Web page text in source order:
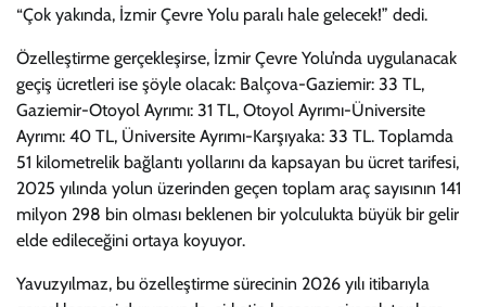
“Çok yakında, İzmir Çevre Yolu paralı hale gelecek!” dedi.
Özelleştirme gerçekleşirse, İzmir Çevre Yolu’nda uygulanacak
geçiş ücretleri ise şöyle olacak: Balçova-Gaziemir: 33 TL,
Gaziemir-Otoyol Ayrımı: 31 TL, Otoyol Ayrımı-Üniversite
Ayrımı: 40 TL, Üniversite Ayrımı-Karşıyaka: 33 TL. Toplamda
51 kilometrelik bağlantı yollarını da kapsayan bu ücret tarifesi,
2025 yılında yolun üzerinden geçen toplam araç sayısının 141
milyon 298 bin olması beklenen bir yolculukta büyük bir gelir
elde edileceğini ortaya koyuyor.
Yavuzyılmaz, bu özelleştirme sürecinin 2026 yılı itibarıyla